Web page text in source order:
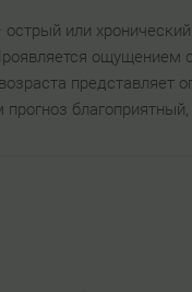
или
ощущением
представляет
прогноз